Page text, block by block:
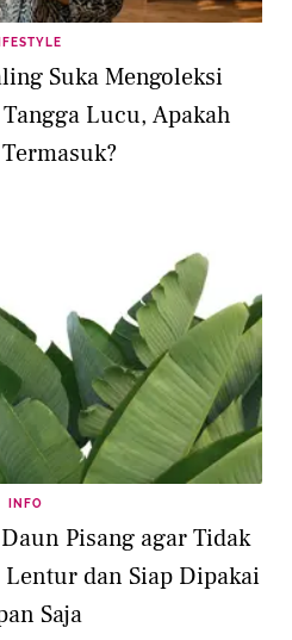
Suka Mengoleksi
Lucu, Apakah
INFO
Pisang agar Tidak
dan Siap Dipakai
Saja